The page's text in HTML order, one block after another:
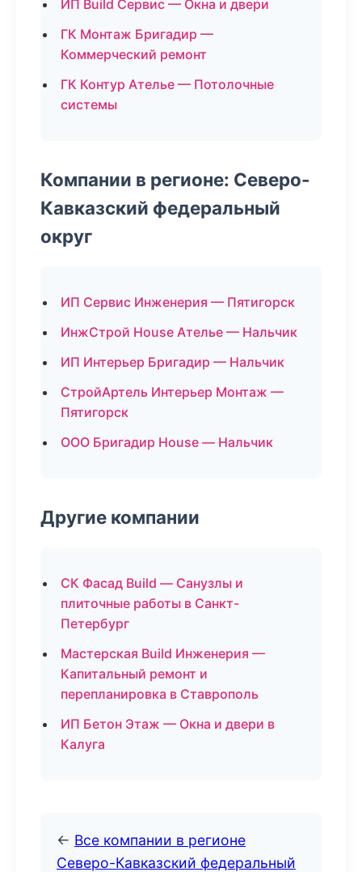
ИП Build Сервис — Окна и двери
ГК Монтаж Бригадир —
Коммерческий ремонт
ГК Контур Ателье — Потолочные
системы
Компании в регионе: Северо-
Кавказский федеральный
округ
ИП Сервис Инженерия — Пятигорск
ИнжСтрой House Ателье — Нальчик
ИП Интерьер Бригадир — Нальчик
СтройАртель Интерьер Монтаж —
Пятигорск
ООО Бригадир House — Нальчик
Другие компании
СК Фасад Build — Санузлы и
плиточные работы в Санкт-
Петербург
Мастерская Build Инженерия —
Капитальный ремонт и
перепланировка в Ставрополь
ИП Бетон Этаж — Окна и двери в
Калуга
← Все компании в регионе
Северо-Кавказский федеральный